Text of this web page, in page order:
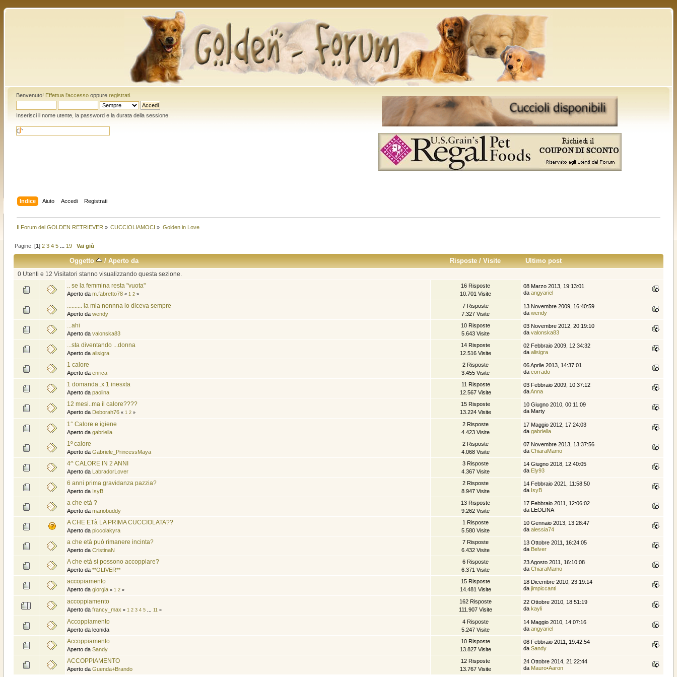
Benvenuto! Effettua l'accessooppure registrati.
Inserisci il nome utente, la password e la durata della sessione.
Indice Aiuto Accedi Registrati
Il Forum del GOLDEN RETRIEVER » CUCCIOLIAMOCI » Golden in Love
Pagine: [1] 2 3 4 5 ... 19 Vai giù
Oggetto /Aperto da Risposte/Visite Ultimo post
0 Utenti e 12 Visitatori stanno visualizzando questa sezione.
.. se la femmina resta "vuota"
Aperto da m.fabretto78 « 1 2»
16 Risposte
10.701 Visite
08 Marzo 2013, 19:13:01
da angyariel
.......... la mia nonnna lo diceva sempre
Aperto da wendy
7 Risposte
7.327 Visite
13 Novembre 2009, 16:40:59
da wendy
...ahi
Aperto da valonska83
10 Risposte
5.643 Visite
03 Novembre 2012, 20:19:10
da valonska83
...sta diventando ...donna
Aperto da alisigra
14 Risposte
12.516 Visite
02 Febbraio 2009, 12:34:32
da alisigra
1 calore
Aperto da enrica
2 Risposte
3.455 Visite
06 Aprile 2013, 14:37:01
da corrado
1 domanda..x 1 inesxta
Aperto da paolina
11 Risposte
12.567 Visite
03 Febbraio 2009, 10:37:12
daAnna
12 mesi..ma il calore????
Aperto da Deborah76 « 1 2»
15 Risposte
13.224 Visite
10 Giugno 2010, 00:11:09
da Marty
1° Calore e igiene
Aperto da gabriella
2 Risposte
4.423 Visite
17 Maggio 2012, 17:24:03
da gabriella
1º calore
Aperto da Gabriele_PrincessMaya
2 Risposte
4.068 Visite
07 Novembre 2013, 13:37:56
da ChiaraMamo
4^ CALORE IN 2 ANNI
Aperto da LabradorLover
3 Risposte
4.367 Visite
14 Giugno 2018, 12:40:05
da Ely93
6 anni prima gravidanza pazzia?
Aperto da IsyB
2 Risposte
8.947 Visite
14 Febbraio 2021, 11:58:50
da IsyB
a che età ?
Aperto da mariobuddy
13 Risposte
9.262 Visite
17 Febbraio 2011, 12:06:02
da LEOLINA
A CHE ETà LA PRIMA CUCCIOLATA??
Aperto da piccolakyra
1 Risposte
5.580 Visite
10 Gennaio 2013, 13:28:47
da alessia74
a che età può rimanere incinta?
Aperto da CristinaN
7 Risposte
6.432 Visite
13 Ottobre 2011, 16:24:05
da Belver
A che età si possono accoppiare?
Aperto da **OLIVER**
6 Risposte
6.371 Visite
23 Agosto 2011, 16:10:08
da ChiaraMamo
accopiamento
Aperto da giorgia « 1 2»
15 Risposte
14.481 Visite
18 Dicembre 2010, 23:19:14
da jimpiccanti
accoppiamento
Aperto da francy_max « 1 2 3 4 5 11 »
162 Risposte
111.907 Visite
22 Ottobre 2010, 18:51:19
da kayli
Accoppiamento
Aperto da leonida
4 Risposte
5.247 Visite
14 Maggio 2010, 14:07:16
da angyariel
Accoppiamento
Aperto da Sandy
10 Risposte
13.827 Visite
08 Febbraio 2011, 19:42:54
da Sandy
ACCOPPIAMENTO
Aperto da Guenda+Brando
12 Risposte
13.767 Visite
24 Ottobre 2014, 21:22:44
da Mauro•Aaron